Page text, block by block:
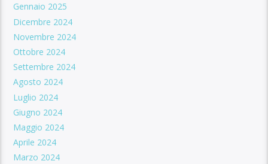
Gennaio 2025
Dicembre 2024
Novembre 2024
Ottobre 2024
Settembre 2024
Agosto 2024
Luglio 2024
Giugno 2024
Maggio 2024
Aprile 2024
Marzo 2024